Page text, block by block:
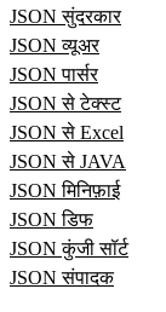
JSON सुंदरकार
JSON व्यूअर
JSON पार्सर
JSON से टेक्स्ट
JSON से Excel
JSON से JAVA
JSON मिनिफ़ाई
JSON डिफ
JSON कुंजी सॉर्ट
JSON संपादक